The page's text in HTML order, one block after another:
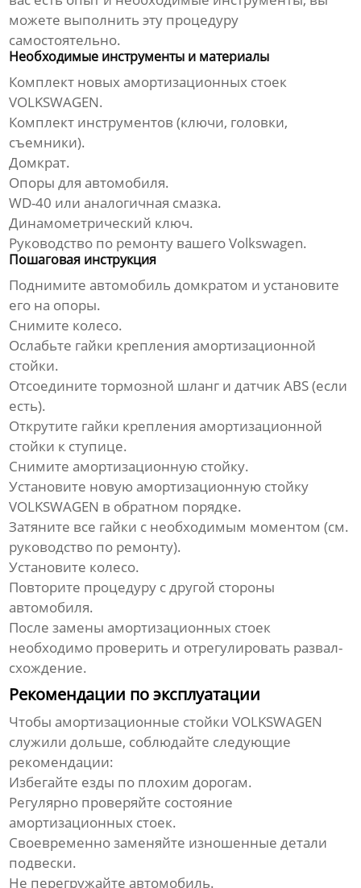
можете выполнить эту процедуру
самостоятельно.
Необходимые инструменты и материалы
Комплект новыхамортизационных стоек
VOLKSWAGEN.
Комплект инструментов (ключи, головки,
съемники).
Домкрат.
Опоры для автомобиля.
WD-40 или аналогичная смазка.
Динамометрический ключ.
Руководство по ремонту вашего Volkswagen.
Пошаговая инструкция
Поднимите автомобиль домкратом и установите
его на опоры.
Снимите колесо.
Ослабьте гайки крепления амортизационной
стойки.
Отсоедините тормозной шланг и датчик ABS (если
есть).
Открутите гайки крепления амортизационной
стойки к ступице.
Снимите амортизационную стойку.
Установите новуюамортизационную стойку
VOLKSWAGEN в обратном порядке.
Затяните все гайки с необходимым моментом (см.
руководство по ремонту).
Установите колесо.
Повторите процедуру с другой стороны
автомобиля.
После замены амортизационных стоек
необходимо проверить и отрегулировать развал-
схождение.
Рекомендации по эксплуатации
Чтобыамортизационные стойки VOLKSWAGEN
служили дольше, соблюдайте следующие
рекомендации:
Избегайте езды по плохим дорогам.
Регулярно проверяйте состояние
амортизационных стоек.
Своевременно заменяйте изношенные детали
подвески.
Не перегружайте автомобиль.